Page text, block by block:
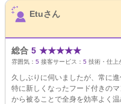
Etuさん
総合 5 ★★★★★
雰囲気： 5 接客サービス： 5 技術・仕上
久しぶりに伺いましたが、常に
特に新しくなったフード付きの
から被ることで全身を効率よく